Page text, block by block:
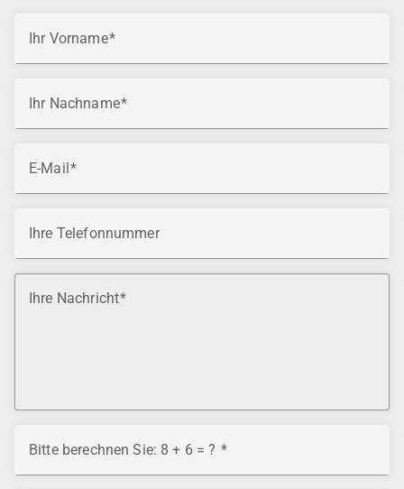
Ihr Vorname
Ihr Nachname
E-Mail
Ihre Telefonnummer
Ihre Nachricht
Bitte berechnen Sie: 8 + 6 = ?